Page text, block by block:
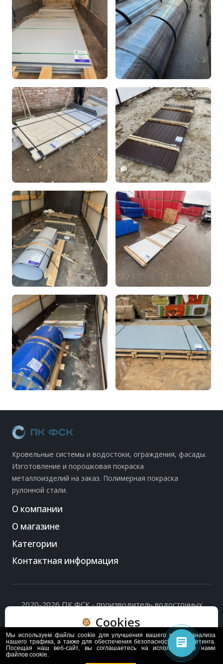
Кровельные системы и водостоки, ограждения, фасады.
Изготовление и порошковая покраска
металлоизделий на заказ. Полимерная покраска
рулонной стали.
О компании
О магазине
Категории
Контактная информация
2020-2026 ПК ФСК - производитель водосточных
Политика обработки персональных данных
исогласие
на их обработку.
Cookies
Пользуясь сайтом, вы соглашаетесь с политикой
обработки и хранения данных Cookie
Мы используем файлы cookie для улучшения вашего опыта, анализа
нашего трафика, а также для обеспечения безопасности и маркетинга.
Посещая наш веб-сайт, вы соглашаетесь на использование нами
файлов cookie.